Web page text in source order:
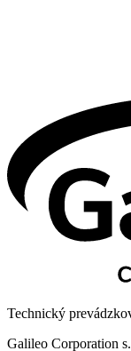
Technický
Galileo Corporation